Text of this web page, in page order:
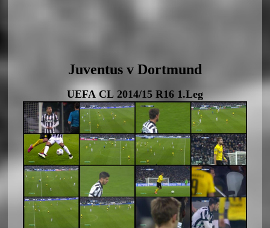
Juventus v Dortmund
UEFA CL 2014/15 R16 1.Leg